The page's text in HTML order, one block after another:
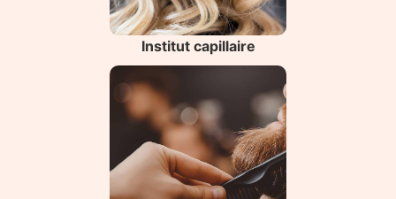
Institut capillaire